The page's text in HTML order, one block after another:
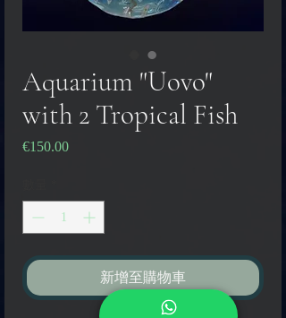
Aquarium "Uovo"
with 2 Tropical Fish
€150.00價
新增至購物車